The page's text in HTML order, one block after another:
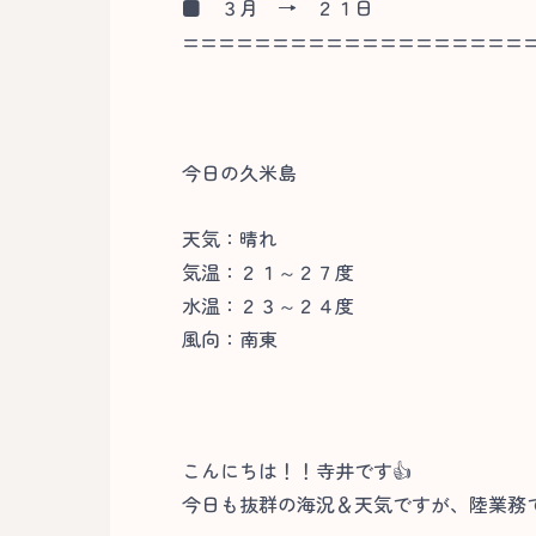
■ ３月 → ２１日
今日の久米島
天気：晴れ
気温：２１～２７度
水温：２３～２４度
風向：南東
こんにちは！！寺井です👍
今日も抜群の海況＆天気ですが、陸業